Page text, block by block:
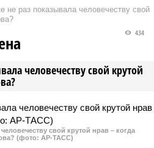
не раз показывала человечеству свой
человечеству свой крутой
434
свой крутой нрав – когда
(фото: АР-ТАСС)